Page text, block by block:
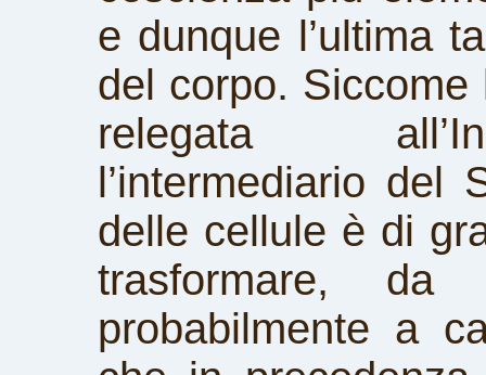
e dunque l’ultima
del corpo.
relegata
l’intermediario del
delle cellule è di
trasformare, da
probabilmente a